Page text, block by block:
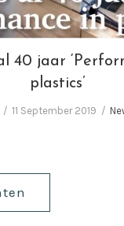
40 jaar
plastics’
11 September 2019